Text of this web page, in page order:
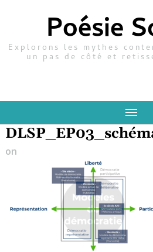
Poésie
Explorons les mythes
un pas de côté et
on